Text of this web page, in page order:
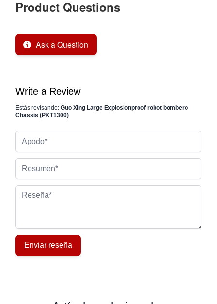
Product Questions
Ask a Question
Write a Review
Estás revisando: Guo Xing Large Explosionproof robot bombero
Chassis (PKT1300)
Reseña
Enviar reseña